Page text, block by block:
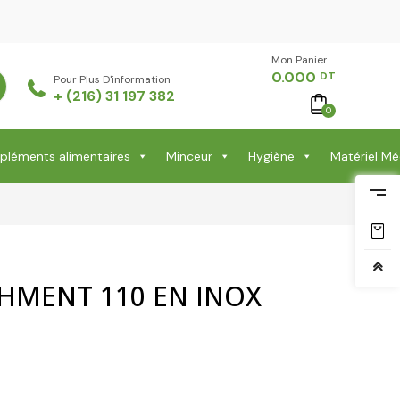
Pour Plus D'information
+ (216) 31 197 382
Mon Panier -
0.000 DT
0
alimentaires Minceur Hygiène Matériel
110 EN INOX